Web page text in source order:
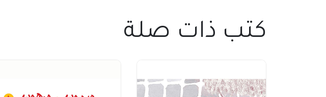
كتب ذات صلة